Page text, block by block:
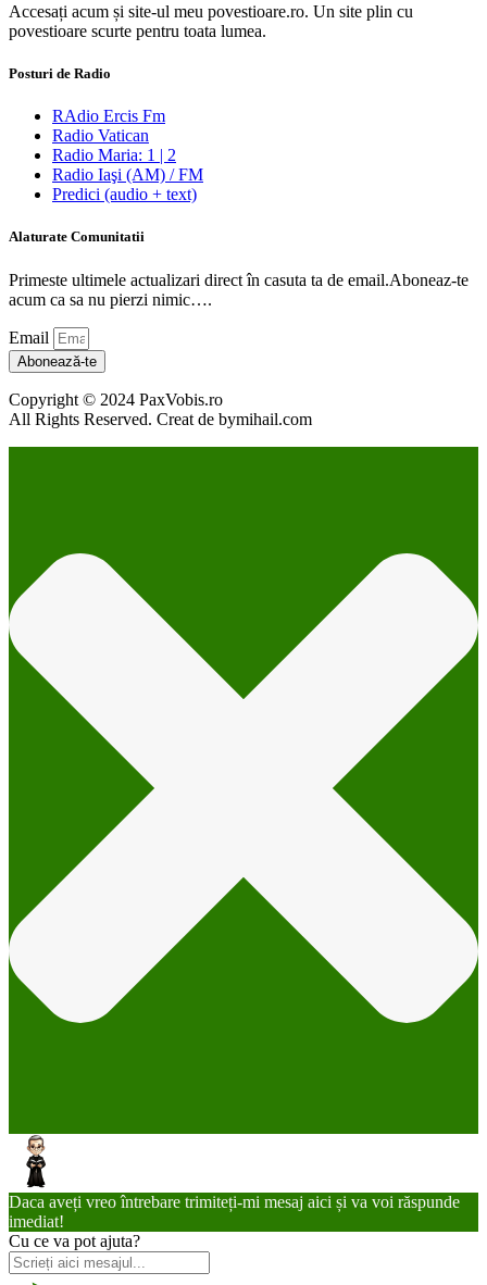
Accesați acum și site-ul meu povestioare.ro. Un site plin cu
povestioare scurte pentru toata lumea.
Posturi de Radio
RAdio Ercis Fm
Radio Vatican
Radio Maria: 1 | 2
Radio Iaşi (AM) / FM
Predici (audio + text)
Alaturate Comunitatii
Primeste ultimele actualizari direct în casuta ta de email.Aboneaz-te
acum ca sa nu pierzi nimic….
Email
Abonează-te
Copyright © 2024 PaxVobis.ro
All Rights Reserved. Creat de bymihail.com
Daca aveți vreo întrebare trimiteți-mi mesaj aici și va voi răspunde
imediat!
Cu ce va pot ajuta?